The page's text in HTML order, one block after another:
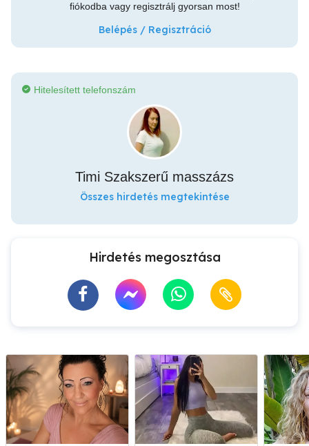
fiókodba vagy regisztrálj gyorsan most!
Belépés / Regisztráció
Hitelesített telefonszám
Timi Szakszerű masszázs
Összes hirdetés megtekintése
Hirdetés megosztása